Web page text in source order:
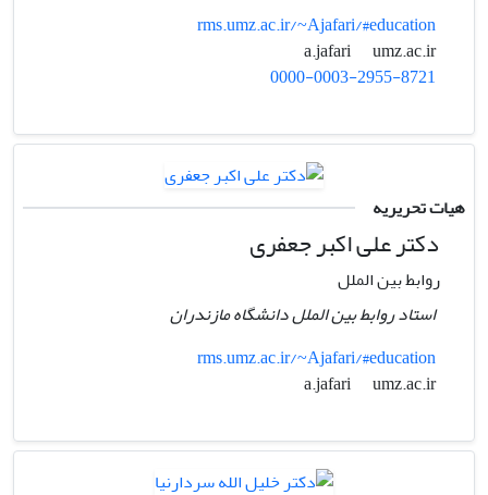
rms.umz.ac.ir/~Ajafari/#education
a.jafari
umz.ac.ir
0000-0003-2955-8721
هیات تحریریه
دکتر علی اکبر جعفری
روابط بین الملل
استاد روابط بین الملل دانشگاه مازندران
rms.umz.ac.ir/~Ajafari/#education
a.jafari
umz.ac.ir